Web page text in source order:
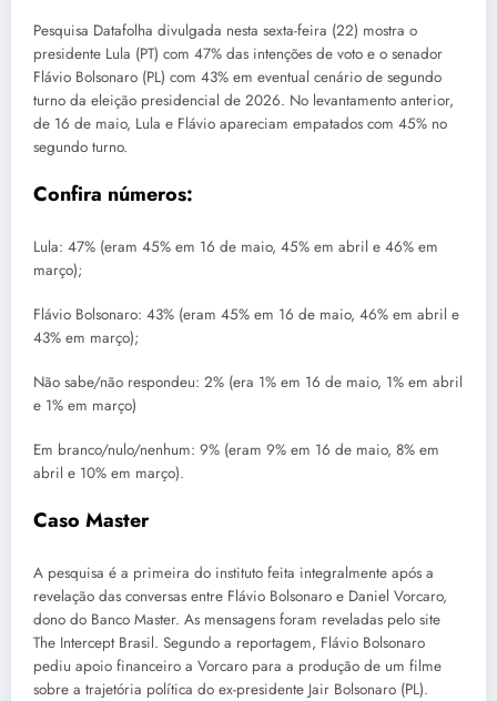
Pesquisa Datafolha divulgada nesta sexta-feira (22) mostra o
presidente Lula (PT) com 47% das intenções de voto e o senador
Flávio Bolsonaro (PL) com 43% em eventual cenário de segundo
turno da eleição presidencial de 2026. No levantamento anterior,
de 16 de maio, Lula e Flávio apareciam empatados com 45% no
segundo turno.
Confira números:
Lula: 47% (eram 45% em 16 de maio, 45% em abril e 46% em
março);
Flávio Bolsonaro: 43% (eram 45% em 16 de maio, 46% em abril e
43% em março);
Não sabe/não respondeu: 2% (era 1% em 16 de maio, 1% em abril
e 1% em março)
Em branco/nulo/nenhum: 9% (eram 9% em 16 de maio, 8% em
abril e 10% em março).
Caso Master
A pesquisa é a primeira do instituto feita integralmente após a
revelação das conversas entre Flávio Bolsonaro e Daniel Vorcaro,
dono do Banco Master. As mensagens foram reveladas pelo site
The Intercept Brasil. Segundo a reportagem, Flávio Bolsonaro
pediu apoio financeiro a Vorcaro para a produção de um filme
sobre a trajetória política do ex-presidente Jair Bolsonaro (PL).